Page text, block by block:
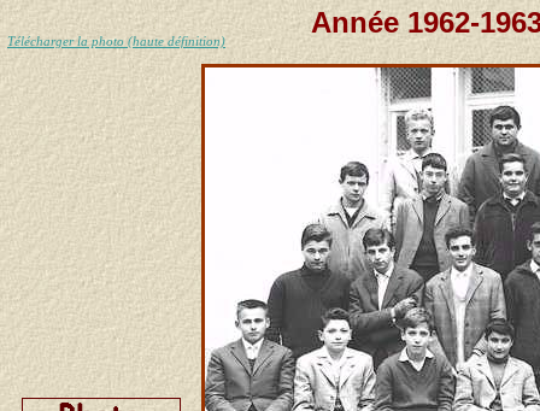
Télécharger la photo (haute définition)
Année 1962-